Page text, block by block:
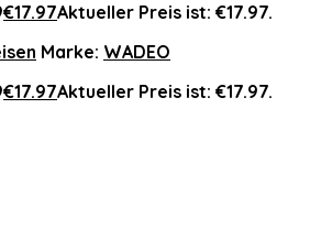
€17.97Aktueller Preis ist: €17.97.
Marke: WADEO
€17.97Aktueller Preis ist: €17.97.